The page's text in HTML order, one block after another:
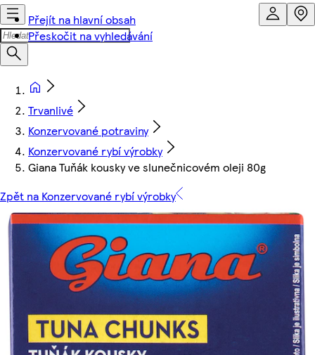
Přejít na hlavní obsah
Přeskočit na vyhledávání
Trvanlivé
Konzervované potraviny
Konzervované rybí výrobky
Giana Tuňák kousky ve slunečnicovém oleji 80g
Zpět na Konzervované rybí výrobky